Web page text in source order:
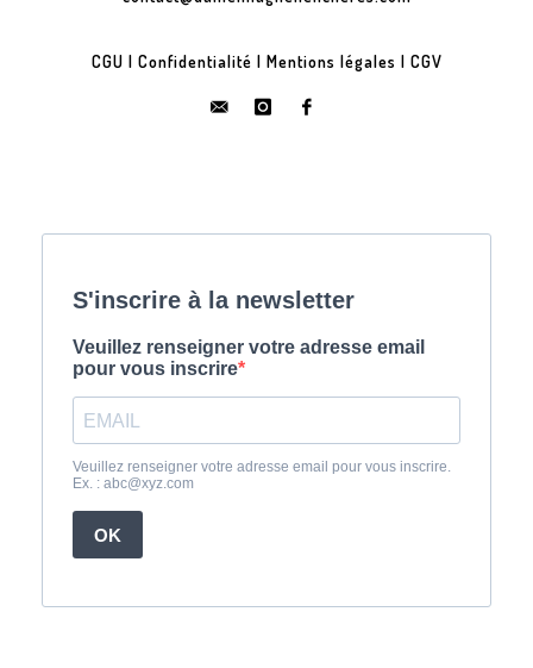
CGU | Confidentialité | Mentions légales | CGV